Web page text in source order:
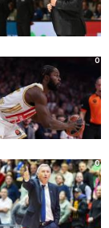
0
0